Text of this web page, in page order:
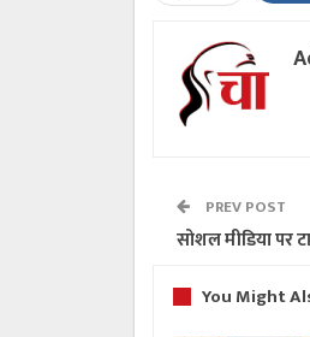
PREV POST
सोशल मीडिया पर
You Might